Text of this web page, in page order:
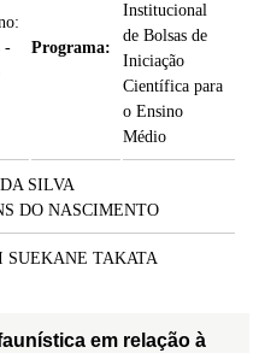
-
Programa:
Institucional
de Bolsas de
Iniciação
Científica para
o Ensino
Médio
SILVA
DO NASCIMENTO
TAKATA
em relação à